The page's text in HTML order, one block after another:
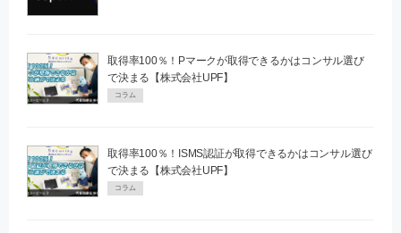
取得率100％！Pマークが取得できるかはコンサル選び
で決まる【株式会社UPF】
コラム
取得率100％！ISMS認証が取得できるかはコンサル選び
で決まる【株式会社UPF】
コラム